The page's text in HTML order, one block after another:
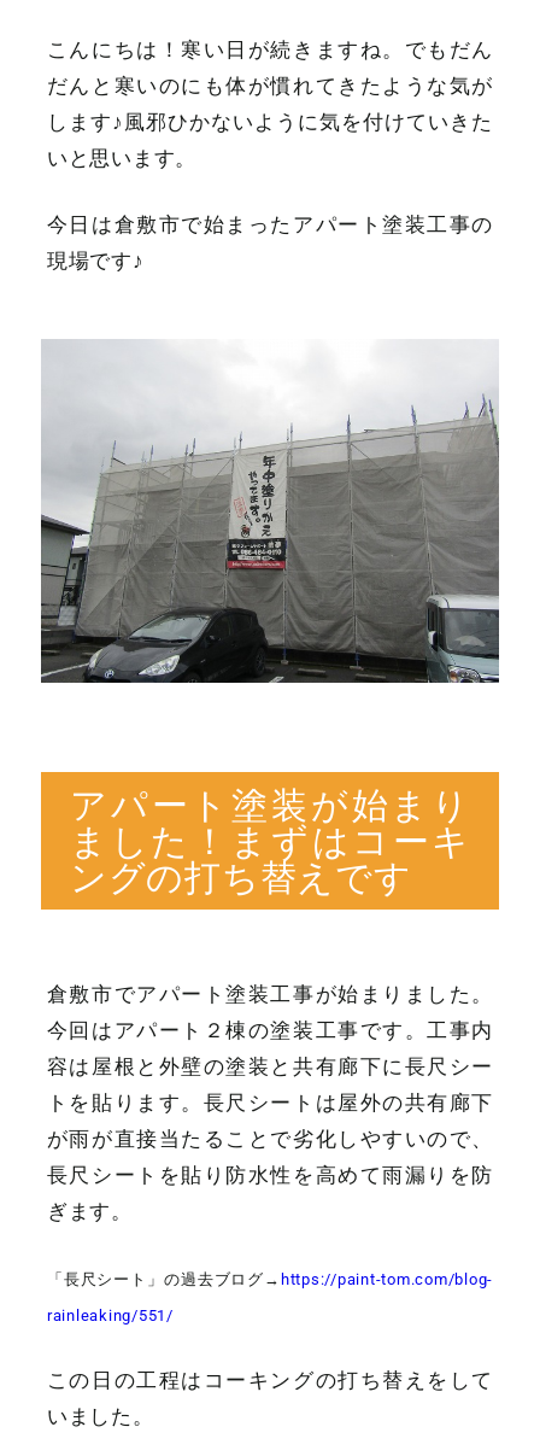
こんにちは！寒い日が続きますね。でもだん
だんと寒いのにも体が慣れてきたような気が
します♪風邪ひかないように気を付けていきた
いと思います。
今日は倉敷市で始まったアパート塗装工事の
現場です♪
アパート塗装が始まり
ました！まずはコーキ
ングの打ち替えです
倉敷市でアパート塗装工事が始まりました。
今回はアパート２棟の塗装工事です。工事内
容は屋根と外壁の塗装と共有廊下に長尺シー
トを貼ります。長尺シートは屋外の共有廊下
が雨が直接当たることで劣化しやすいので、
長尺シートを貼り防水性を高めて雨漏りを防
ぎます。
「長尺シート」の過去ブログ→ https://paint-tom.com/blog-
rainleaking/551/
この日の工程はコーキングの打ち替えをして
いました。